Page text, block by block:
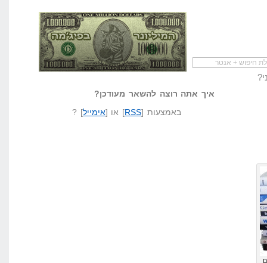
שאל שאלה המיליונר בפיג'מה שיווק שותפיםאיך אתה רוצה להשאר מעודכן?
באמצעות [RSS] או [אימייל] ?